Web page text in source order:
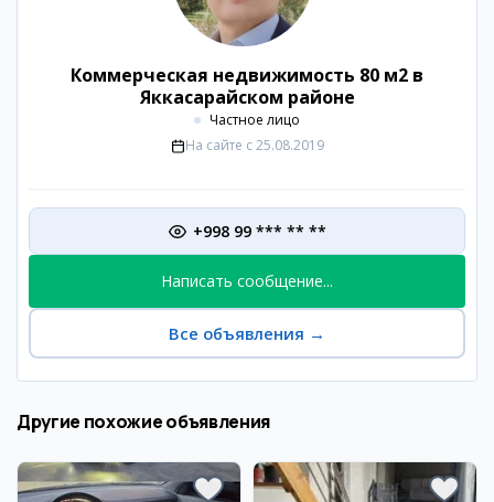
Коммерческая недвижимость 80 м2 в
Яккасарайском районе
Частное лицо
На сайте с 25.08.2019
+998 99 *** ** **
Написать сообщение...
Все объявления →
Другие похожие объявления